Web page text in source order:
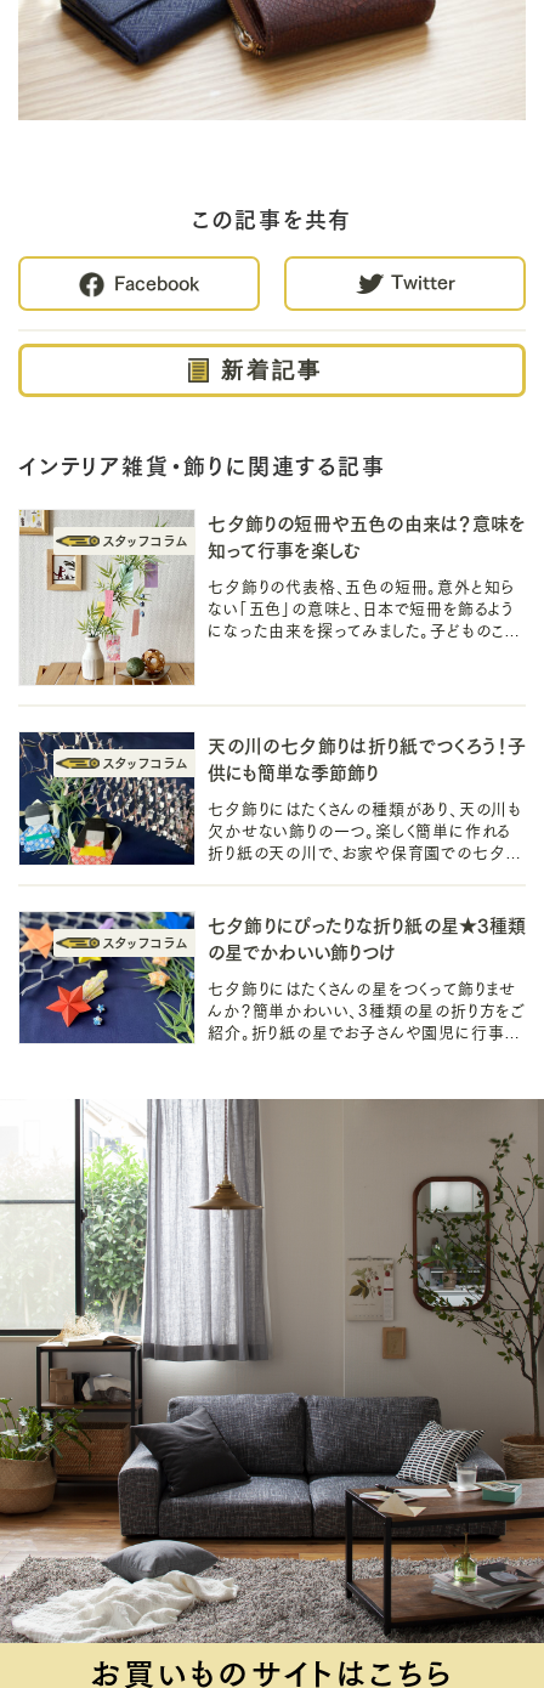
この記事を共有
Facebook Twitter
新着記事
インテリア雑貨・飾りに関連する記事
七夕飾りの短冊や五色の由来は？意味を
知って行事を楽しむ
七夕飾りの代表格、五色の短冊。意外と知ら
ない「五色」の意味と、日本で短冊を飾るよう
になった由来を探ってみました。子どものころ
天の川の七夕飾りは折り紙でつくろう！子
供にも簡単な季節飾り
七夕飾りにはたくさんの種類があり、天の川も
欠かせない飾りの一つ。楽しく簡単に作れる
折り紙の天の川で、お家や保育園での七夕を
七夕飾りにぴったりな折り紙の星★3種類
の星でかわいい飾りつけ
七夕飾りにはたくさんの星をつくって飾りませ
んか？簡単かわいい、3種類の星の折り方をご
紹介。折り紙の星でお子さんや園児に行事を
お買いものサイトはこちら